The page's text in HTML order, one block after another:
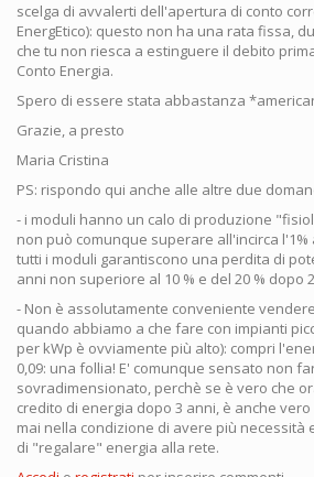
scelga di avvalerti dell'apertura di conto
EnergEtico): questo non ha una rata fissa,
che tu non riesca a estinguere il debito
Conto Energia.
Spero di essere stata abbastanza
Grazie, a presto
Maria Cristina
PS: rispondo qui anche alle altre due
- i moduli hanno un calo di produzione
non può comunque superare all'incirca
tutti i moduli garantiscono una perdita di
anni non superiore al 10 % e del 20 % dopo
- Non è assolutamente conveniente
quando abbiamo a che fare con impianti
per kWp è ovviamente più alto): compri
0,09: una follia! E' comunque sensato non
sovradimensionato, perchè se è vero che
credito di energia dopo 3 anni, è anche
mai nella condizione di avere più necessità
di "regalare" energia alla rete.